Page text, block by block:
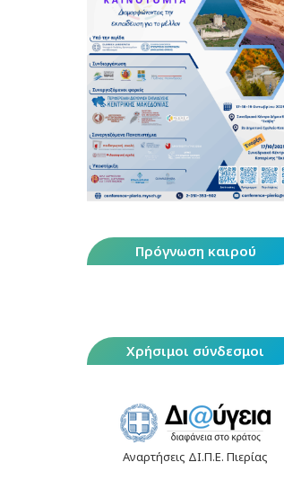
Πρόγνωση καιρού
Χρήσιμοι σύνδεσμοι
Αναρτήσεις ΔΙ.Π.Ε. Πιερίας